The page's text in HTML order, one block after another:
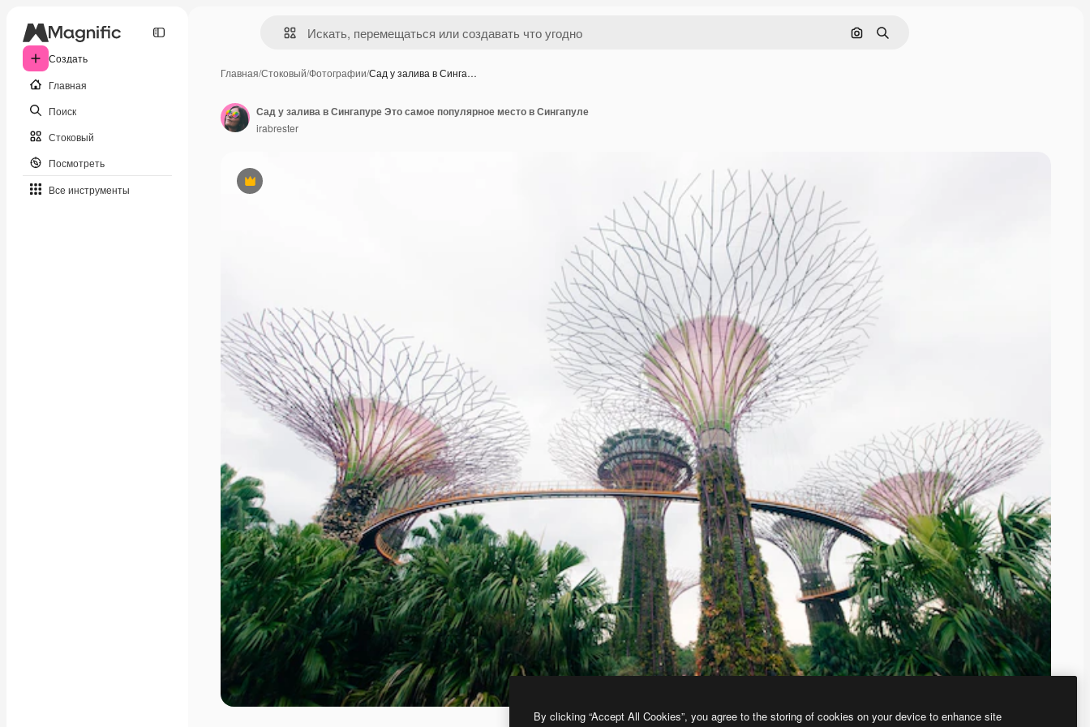
Создать
Главная
Поиск
Стоковый
Посмотреть
Все инструменты
Поиск по изображению
Поиск
Главная/Стоковый/Фотографии/Сад у залива в Синга…
Премиум
Сад у залива в Сингапуре Это самое популярное место в Сингапуле
irabrester
By clicking “Accept All Cookies”, you agree to the storing of cookies on your device to enhance site